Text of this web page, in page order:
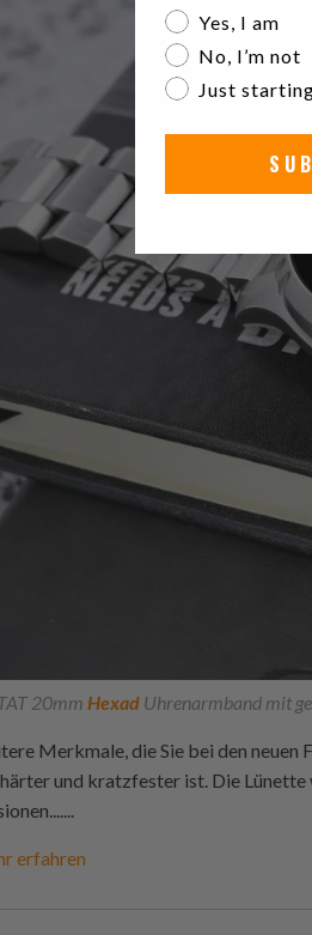
20mm Hexad Uhrenarmband mit
Merkmale, die Sie bei den neuen
und kratzfester ist. Die
erfahren
Are you a
Yes, I am
No, I’m not
Just